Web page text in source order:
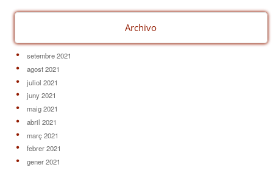
Archivo
setembre 2021
agost 2021
juliol 2021
juny 2021
maig 2021
abril 2021
març 2021
febrer 2021
gener 2021